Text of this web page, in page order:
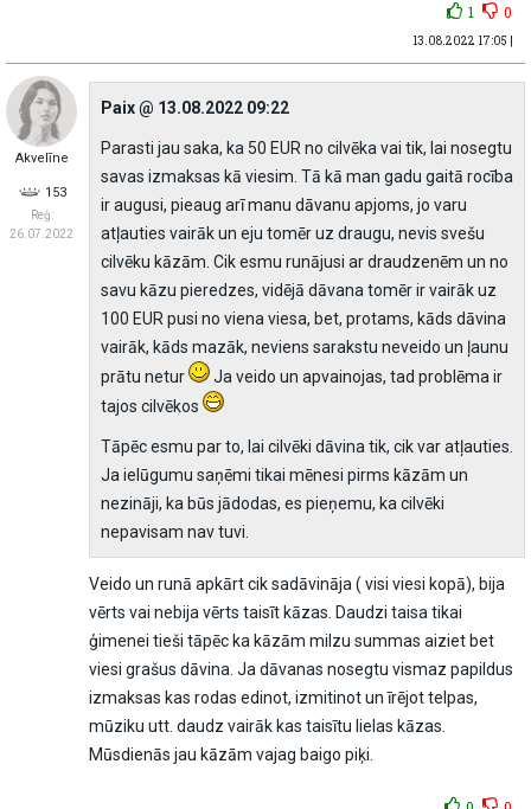
1 0
13.08.2022 17:05 |
Akvelīne
153
Reģ:
26.07.2022
Paix @ 13.08.2022 09:22
Parasti jau saka, ka 50 EUR no cilvēka vai tik, lai nosegtu
savas izmaksas kā viesim. Tā kā man gadu gaitā rocība
ir augusi, pieaug arī manu dāvanu apjoms, jo varu
atļauties vairāk un eju tomēr uz draugu, nevis svešu
cilvēku kāzām. Cik esmu runājusi ar draudzenēm un no
savu kāzu pieredzes, vidējā dāvana tomēr ir vairāk uz
100 EUR pusi no viena viesa, bet, protams, kāds dāvina
vairāk, kāds mazāk, neviens sarakstu neveido un ļaunu
prātu netur
Ja veido un apvainojas, tad problēma ir
tajos cilvēkos
Tāpēc esmu par to, lai cilvēki dāvina tik, cik var atļauties.
Ja ielūgumu saņēmi tikai mēnesi pirms kāzām un
nezināji, ka būs jādodas, es pieņemu, ka cilvēki
nepavisam nav tuvi.
Veido un runā apkārt cik sadāvināja ( visi viesi kopā), bija
vērts vai nebija vērts taisīt kāzas. Daudzi taisa tikai
ģimenei tieši tāpēc ka kāzām milzu summas aiziet bet
viesi grašus dāvina. Ja dāvanas nosegtu vismaz papildus
izmaksas kas rodas edinot, izmitinot un īrējot telpas,
mūziku utt. daudz vairāk kas taisītu lielas kāzas.
Mūsdienās jau kāzām vajag baigo piķi.